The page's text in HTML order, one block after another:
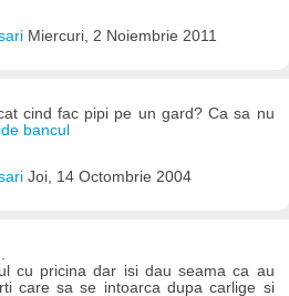
Miercuri, 2 Noiembrie 2011
cind fac pipi pe un gard? Ca sa nu
bancul
Joi, 14 Octombrie 2004
cu pricina dar isi dau seama ca au
care sa se intoarca dupa carlige si